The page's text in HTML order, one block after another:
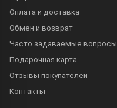
Оплата и доставка
Обмен и возврат
Часто задаваемые вопросы
Подарочная карта
Отзывы покупателей
Контакты